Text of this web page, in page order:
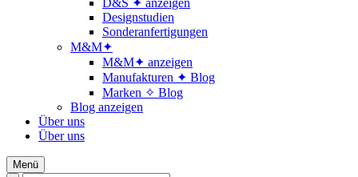
D&S ✦ anzeigen
Designstudien
Sonderanfertigungen
M&M✦
M&M✦ anzeigen
Manufakturen ✦ Blog
Marken ✧ Blog
Blog anzeigen
Über uns
Über uns
Menü